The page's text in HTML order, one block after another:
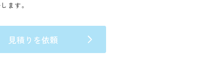
ます。
見積りを依頼